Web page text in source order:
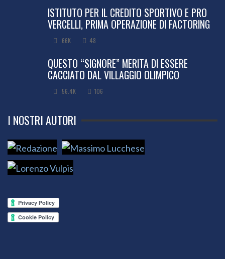
ISTITUTO PER IL CREDITO SPORTIVO E PRO
VERCELLI, PRIMA OPERAZIONE DI FACTORING
66K 48
QUESTO “SIGNORE” MERITA DI ESSERE
CACCIATO DAL VILLAGGIO OLIMPICO
56.4K 106
I NOSTRI AUTORI